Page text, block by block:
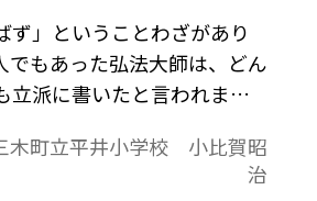
ず」ということわざがあり
でもあった弘法大師は、どん
立派に書いたと言われます
筆を求めたとされます。で
の選び方のコツをご紹介し
町立平井小学校 小比賀昭
治